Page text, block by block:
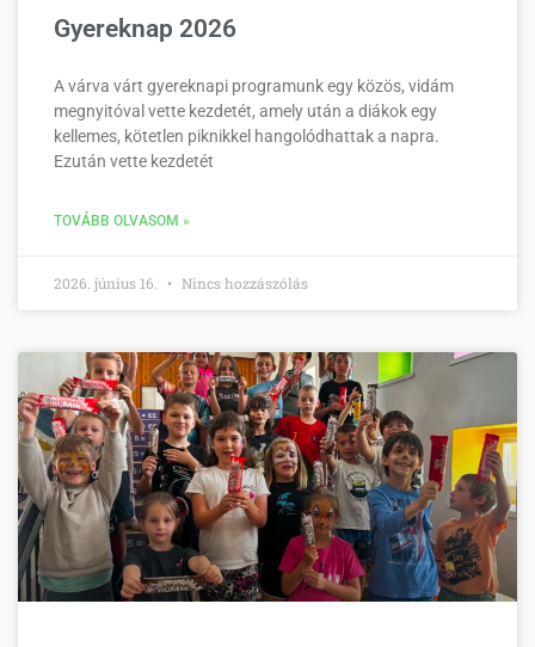
Gyereknap 2026
A várva várt gyereknapi programunk egy közös, vidám
megnyitóval vette kezdetét, amely után a diákok egy
kellemes, kötetlen piknikkel hangolódhattak a napra.
Ezután vette kezdetét
TOVÁBB OLVASOM »
2026. június 16. Nincs hozzászólás